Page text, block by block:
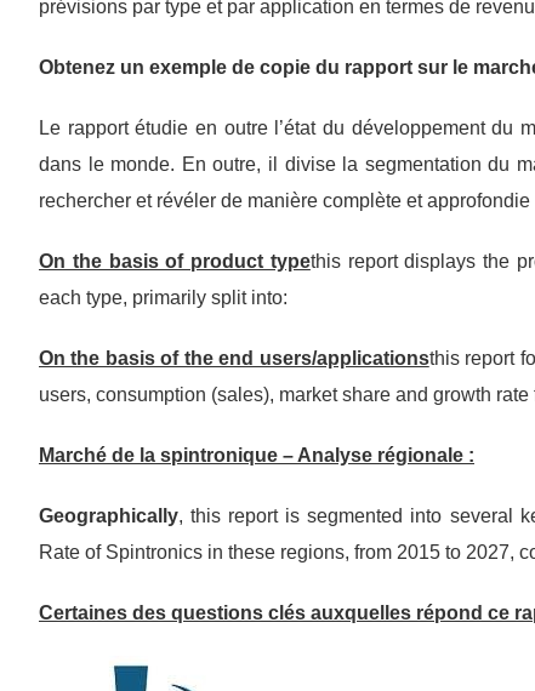
prévisions par type et par application en termes de
Obtenez un exemple de copie du rapport sur le
Le rapport étudie en outre l’état du développement du
dans le monde. En outre, il divise la segmentation du
rechercher et révéler de manière complète et
On the basis of product typethis report displays the
each type, primarily split into:
On the basis of the end users/applicationsthis report
users, consumption (sales), market share and growth
Marché de la spintronique – Analyse régionale :
Geographically, this report is segmented into several
Rate of Spintronics in these regions, from 2015 to 2027,
Certaines des questions clés auxquelles répond ce